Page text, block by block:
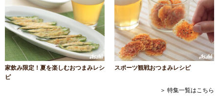
家飲み限定！夏を楽しむおつまみレシ
ピ
スポーツ観戦おつまみレシピ
＞ 特集一覧はこちら